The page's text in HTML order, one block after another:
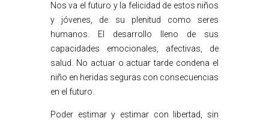
Nos va el futuro y la felicidad de estos niños
y jóvenes, de su plenitud como seres
humanos. El desarrollo lleno de sus
capacidades emocionales, afectivas, de
salud. No actuar o actuar tarde condena el
niño en heridas seguras con consecuencias
en el futuro.
Poder estimar y estimar con libertad, sin